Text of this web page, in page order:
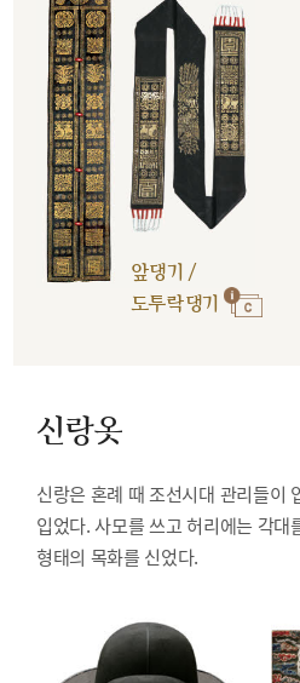
앞댕기 /
도투락댕기
신랑옷
신랑은 혼례 때 조선시대 관리들이
입었다. 사모를 쓰고 허리에는 각대
형태의 목화를 신었다.